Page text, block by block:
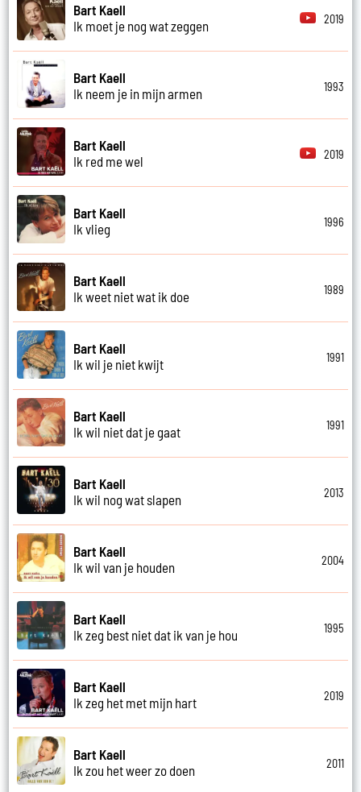
Bart Kaell
Ik moet je nog wat zeggen
2019
Bart Kaell
Ik neem je in mijn armen
1993
Bart Kaell
Ik red me wel
2019
Bart Kaell
Ik vlieg
1996
Bart Kaell
Ik weet niet wat ik doe
1989
Bart Kaell
Ik wil je niet kwijt
1991
Bart Kaell
Ik wil niet dat je gaat
1991
Bart Kaell
Ik wil nog wat slapen
2013
Bart Kaell
Ik wil van je houden
2004
Bart Kaell
Ik zeg best niet dat ik van je hou
1995
Bart Kaell
Ik zeg het met mijn hart
2019
Bart Kaell
Ik zou het weer zo doen
2011